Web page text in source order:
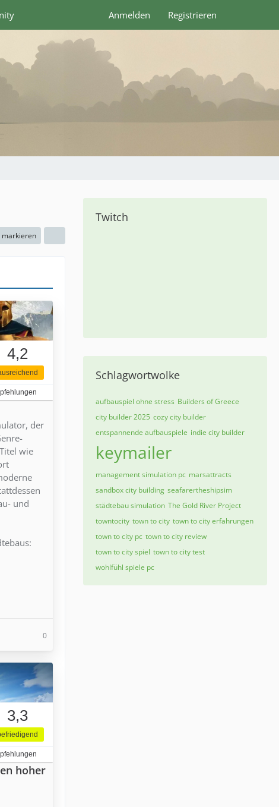
Anmelden Registrieren
markieren
4,2
der
wie
und
0
3,3
hoher
Twitch
Schlagwortwolke
aufbauspiel ohne stress Builders of Greece
city builder 2025 cozy city builder
entspannende aufbauspiele indie city builder
keymailer
management simulation pc marsattracts
sandbox city building seafarertheshipsim
städtebau simulation The Gold River Project
towntocity town to city town to city erfahrungen
town to city pc town to city review
town to city spiel town to city test
wohlfühl spiele pc